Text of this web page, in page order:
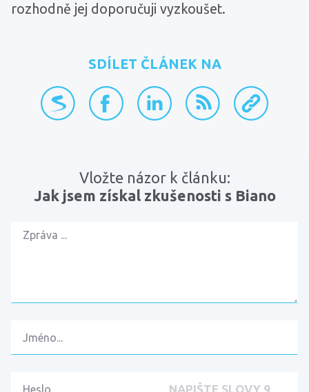
rozhodně jej doporučuji vyzkoušet.
SDÍLET ČLÁNEK NA
přidat na Seznam.cz
sdílet na Facebooku
sdílet na LinkedInu
RSS kanálzkopírovat
Vložte názor k článku:
Jak jsem získal zkušenosti s Biano